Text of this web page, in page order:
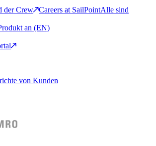
der Crew
Careers at SailPointAlle sind
an (EN)
von Kunden